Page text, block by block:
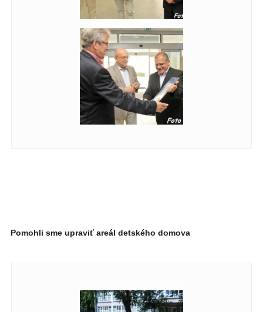
Pomohli sme upraviť areál detského domova